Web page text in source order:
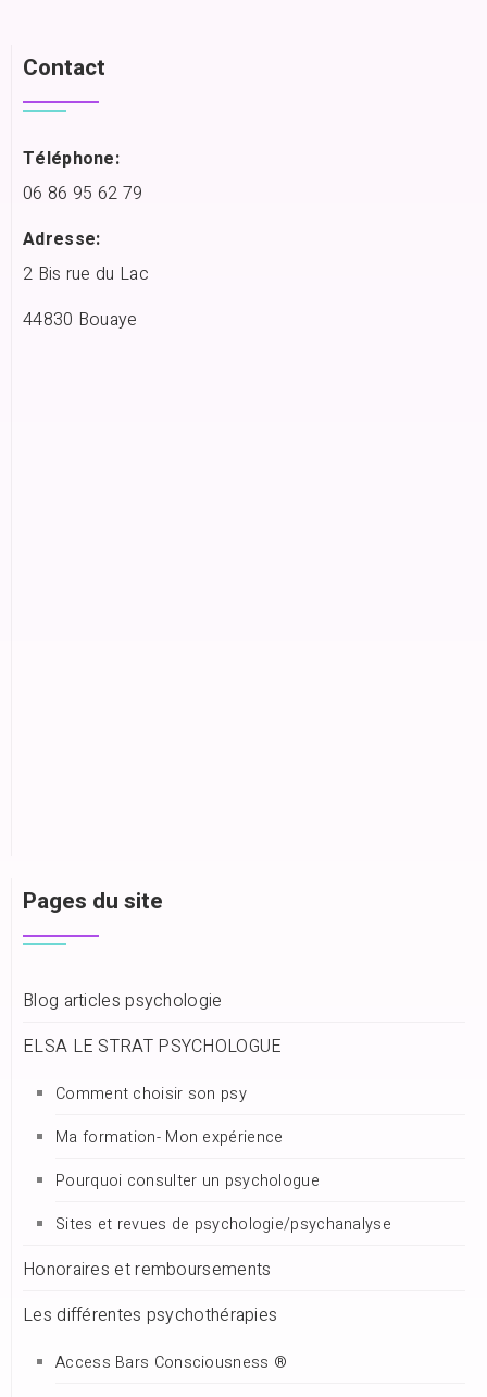
Contact
Téléphone:
06 86 95 62 79
Adresse:
2 Bis rue du Lac
44830 Bouaye
Pages du site
Blog articles psychologie
ELSA LE STRAT PSYCHOLOGUE
Comment choisir son psy
Ma formation- Mon expérience
Pourquoi consulter un psychologue
Sites et revues de psychologie/psychanalyse
Honoraires et remboursements
Les différentes psychothérapies
Access Bars Consciousness ®